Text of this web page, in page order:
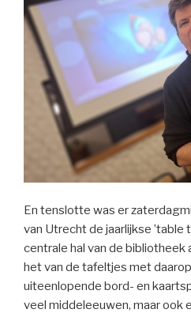
En tenslotte was er
van Utrecht de jaarlijkse ’table
centrale hal van de bibliotheek
het van de tafeltjes met
uiteenlopende bord- en
veel middeleeuwen, maar ook